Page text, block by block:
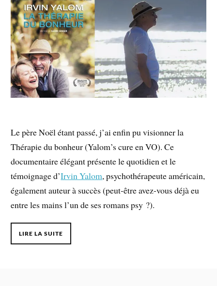
Le père Noël étant passé, j’ai enfin pu visionner la
Thérapie du bonheur (Yalom’s cure en VO). Ce
documentaire élégant présente le quotidien et le
témoignage d’Irvin Yalom, psychothérapeute américain,
également auteur à succès (peut-être avez-vous déjà eu
entre les mains l’un de ses romans psy ?).
LIRE LA SUITE